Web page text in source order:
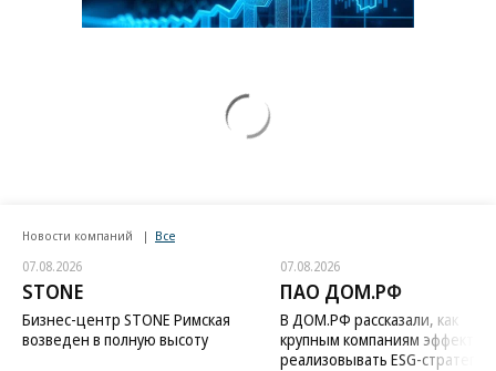
Новости компаний Все
07.08.2026
STONE
Бизнес-центр STONE Римская
возведен в полную высоту
07.08.2026
ПАО ДОМ.РФ
В ДОМ.РФ рассказали, как
крупным компаниям
реализовывать ESG-стратегию